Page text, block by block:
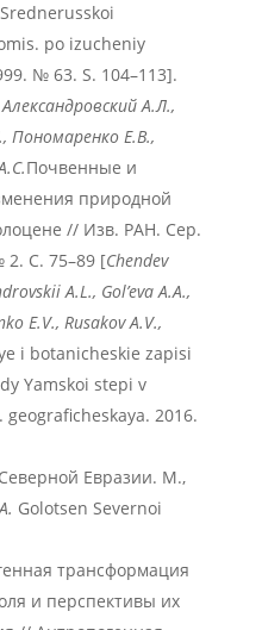
po izucheniy
№ 63. S. 104–113].
А.Л.,
Пономаренко Е.В.,
Почвенные и
природной
// Изв. РАН. Сер.
2. С. 75–89 [Chendev
A.L., Gol’eva A.A.,
E.V., Rusakov A.V.,
i botanicheskie zapisi
Yamskoi stepi v
2016.
Евразии. М.,
Golotsen Severnoi
трансформация
и перспективы их